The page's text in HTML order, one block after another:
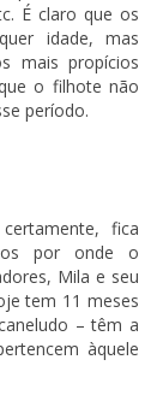
É claro que os
idade, mas
mais propícios
o filhote não
período.
fica
por onde o
Mila e seu
tem 11 meses
– têm a
àquele